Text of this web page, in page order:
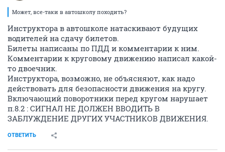
Может, все-таки в автошколу походить?
Инструктора в автошколе натаскивают будущих
водителей на сдачу билетов.
Билеты написаны по ПДД и комментарии к ним.
Комментарии к круговому движению написал какой-
то двоечник.
Инструктора, возможно, не объясняют, как надо
действовать для безопасности движения на кругу.
Включающий поворотники перед кругом нарушает
п.8.2 : СИГНАЛ НЕ ДОЛЖЕН ВВОДИТЬ В
ЗАБЛУЖДЕНИЕ ДРУГИХ УЧАСТНИКОВ ДВИЖЕНИЯ.
ОТВЕТИТЬ